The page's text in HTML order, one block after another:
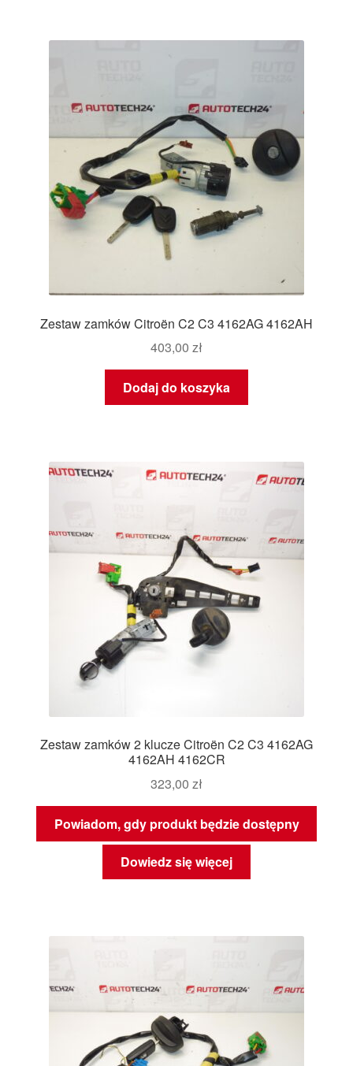
Zestaw zamków Citroën C2 C3 4162AG 4162AH
403,00 zł
Dodaj do koszyka
Zestaw zamków 2 klucze Citroën C2 C3 4162AG
4162AH 4162CR
323,00 zł
Powiadom, gdy produkt będzie dostępny
Dowiedz się więcej